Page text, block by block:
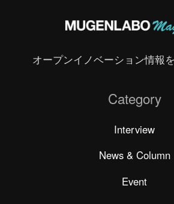
オープンイノベーション情報
Category
Interview
News & Column
Event